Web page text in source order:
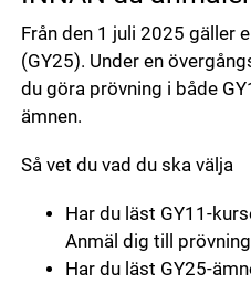
Från den 1 juli 2025 gäller
(GY25). Under en
du göra prövning i både
ämnen.
Så vet du vad du ska välja
Har du läst GY11-
Anmäl dig till
Har du läst GY25-